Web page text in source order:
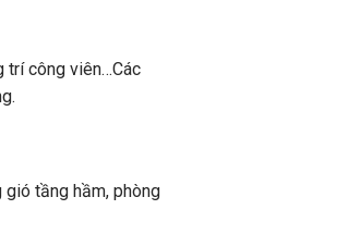
trí công viên…Các
gió tầng hầm, phòng